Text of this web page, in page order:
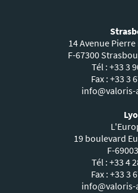
14 Avenue
F-67300
Tél : +33 3
Fax : +33 3
info@valoris-
19 boulevard
F-
Tél : +33 4
Fax : +33 3
info@valoris-